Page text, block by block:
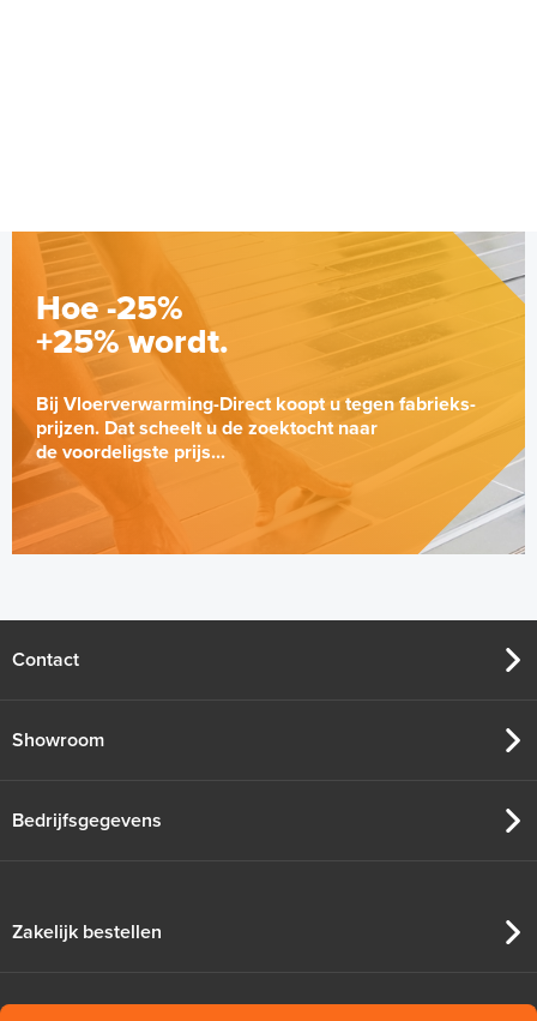
Hoe -25%
+25% wordt.
Bij Vloerverwarming-Direct koopt u tegen fabrieks-
prijzen. Dat scheelt u de zoektocht naar
de voordeligste prijs...
Contact
Showroom
Bedrijfsgegevens
Zakelijk bestellen